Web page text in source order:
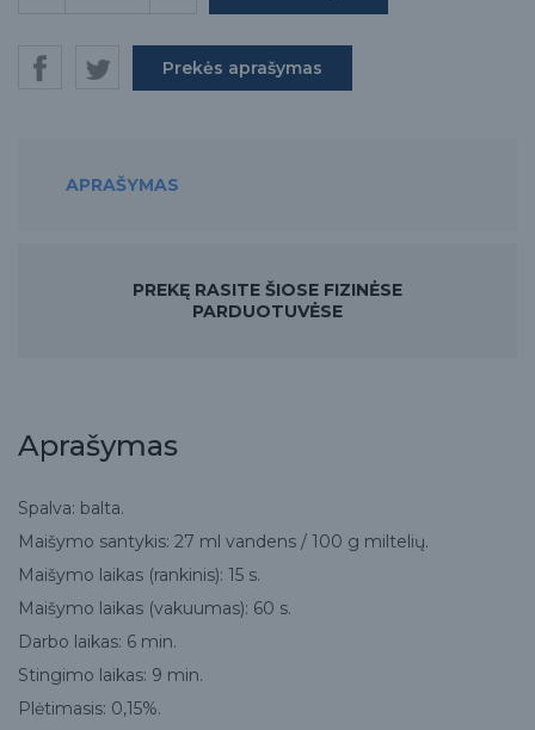
Prekės aprašymas
APRAŠYMAS
PREKĘ RASITE ŠIOSE FIZINĖSE
PARDUOTUVĖSE
Aprašymas
Spalva: balta.
Maišymo santykis: 27 ml vandens / 100 g miltelių.
Maišymo laikas (rankinis): 15 s.
Maišymo laikas (vakuumas): 60 s.
Darbo laikas: 6 min.
Stingimo laikas: 9 min.
Plėtimasis: 0,15%.